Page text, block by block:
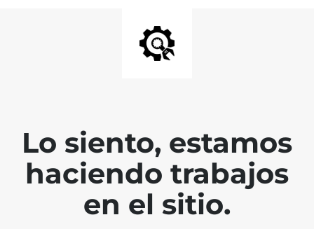
Lo siento, estamos
haciendo trabajos
en el sitio.